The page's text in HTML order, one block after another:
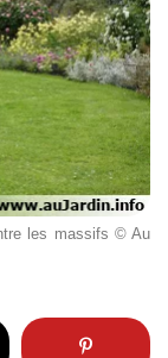
les massifs © Au